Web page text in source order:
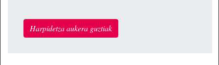
Harpidetza aukera guztiak